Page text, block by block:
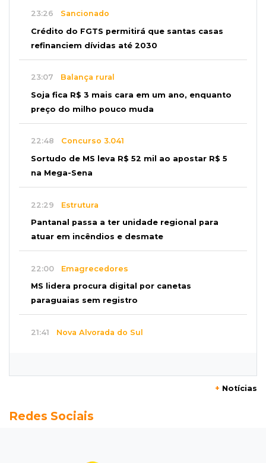
23:26 Sancionado
Crédito do FGTS permitirá que santas casas
refinanciem dívidas até 2030
23:07 Balança rural
Soja fica R$ 3 mais cara em um ano, enquanto
preço do milho pouco muda
22:48 Concurso 3.041
Sortudo de MS leva R$ 52 mil ao apostar R$ 5
na Mega-Sena
22:29 Estrutura
Pantanal passa a ter unidade regional para
atuar em incêndios e desmate
22:00 Emagrecedores
MS lidera procura digital por canetas
paraguaias sem registro
21:41 Nova Alvorada do Sul
Inter perde para o Corinthians mas avança às
Futebol
+ Notícias
Redes Sociais